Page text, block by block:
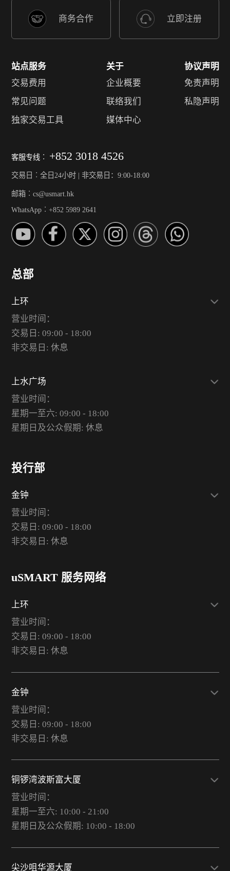
商务合作 立即注册
站点服务
交易费用
常见问题
独家交易工具
关于
企业概要
联络我们
媒体中心
协议声明
免责声明
私隐声明
客服专线︰ +852 3018 4526
交易日︰全日24小时 | 非交易日：9:00-18:00
邮箱︰cs@usmart.hk
WhatsApp︰+852 5989 2641
总部
上环
营业时间：
交易日: 09:00 - 18:00
非交易日: 休息
上水广场
营业时间：
星期一至六: 09:00 - 18:00
星期日及公众假期: 休息
投行部
金钟
营业时间：
交易日: 09:00 - 18:00
非交易日: 休息
uSMART 服务网络
上环
营业时间：
交易日: 09:00 - 18:00
非交易日: 休息
金钟
营业时间：
交易日: 09:00 - 18:00
非交易日: 休息
铜锣湾波斯富大厦
营业时间：
星期一至六: 10:00 - 21:00
星期日及公众假期: 10:00 - 18:00
尖沙咀华源大厦